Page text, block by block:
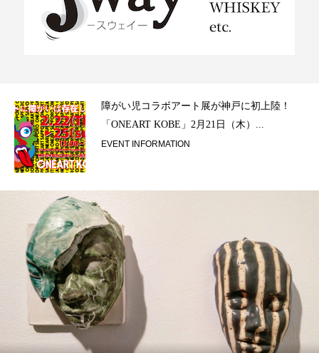
障がい児コラボアート展が神戸に初上陸！
「ONEART KOBE」2月21日（木）...
EVENT INFORMATION